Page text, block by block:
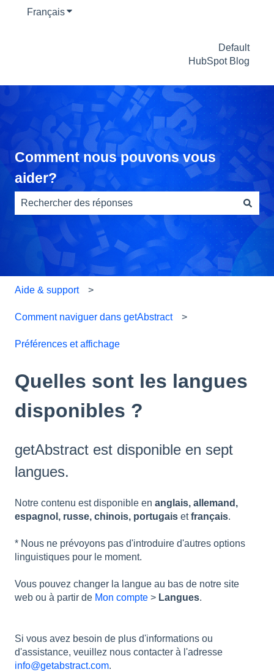
FrançaisAfficher le sous-menu pour les traductions
Default
HubSpot Blog
Comment nous pouvons vous
aider?
Il n'y a aucune suggestion car le champ de recherche
Aide & support
Comment naviguer dans getAbstract
Préférences et affichage
Quelles sont les langues
disponibles ?
getAbstract est disponible en sept
langues.
Notre contenu est disponible en anglais, allemand,
espagnol, russe, chinois, portugais etfrançais.
* Nous ne prévoyons pas d'introduire d'autres options
linguistiques pour le moment.
Vous pouvez changer la langue au bas de notre site
web ou à partir de Mon compte > Langues.
Si vous avez besoin de plus d'informations ou
d'assistance, veuillez nous contacter à l'adresse
info@getabstract.com.